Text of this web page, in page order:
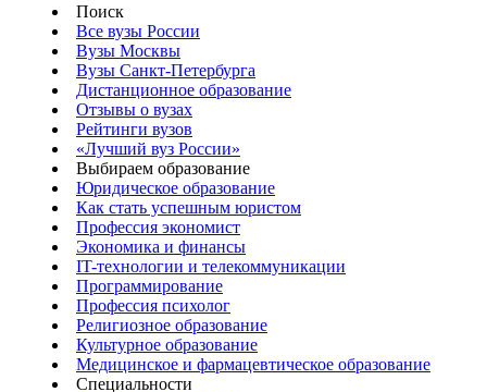
Поиск
Все вузы России
Вузы Москвы
Вузы Санкт-Петербурга
Дистанционное образование
Отзывы о вузах
Рейтинги вузов
«Лучший вуз России»
Выбираем образование
Юридическое образование
Как стать успешным юристом
Профессия экономист
Экономика и финансы
IT-технологии и телекоммуникации
Программирование
Профессия психолог
Религиозное образование
Культурное образование
Медицинское и фармацевтическое образование
Специальности